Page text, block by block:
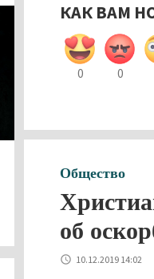
КАК ВАМ
0 0
Общество
об
10.12.2019 14:02